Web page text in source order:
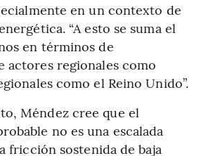
en un contexto de
“A esto se suma el
en términos de
actores regionales como
como el Reino Unido”.
Méndez cree que el
no es una escalada
fricción sostenida de baja